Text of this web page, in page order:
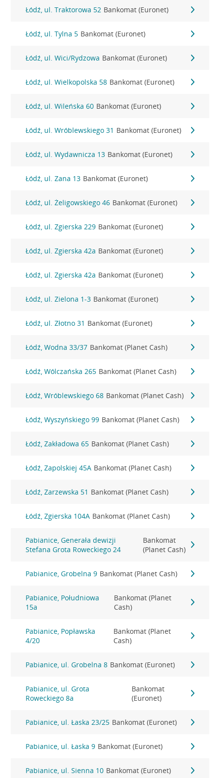
Łódź, ul. Traktorowa 52 Bankomat (Euronet)
Łódź, ul. Tylna 5 Bankomat (Euronet)
Łódź, ul. Wici/Rydzowa Bankomat (Euronet)
Łódź, ul. Wielkopolska 58 Bankomat (Euronet)
Łódź, ul. Wileńska 60 Bankomat (Euronet)
Łódź, ul. Wróblewskiego 31 Bankomat (Euronet)
Łódź, ul. Wydawnicza 13 Bankomat (Euronet)
Łódź, ul. Zana 13 Bankomat (Euronet)
Łódź, ul. Żeligowskiego 46 Bankomat (Euronet)
Łódź, ul. Zgierska 229 Bankomat (Euronet)
Łódź, ul. Zgierska 42a Bankomat (Euronet)
Łódź, ul. Zgierska 42a Bankomat (Euronet)
Łódź, ul. Zielona 1-3 Bankomat (Euronet)
Łódź, ul. Złotno 31 Bankomat (Euronet)
Łódź, Wodna 33/37 Bankomat (Planet Cash)
Łódź, Wólczańska 265 Bankomat (Planet Cash)
Łódź, Wróblewskiego 68 Bankomat (Planet Cash)
Łódź, Wyszyńskiego 99 Bankomat (Planet Cash)
Łódź, Zakładowa 65 Bankomat (Planet Cash)
Łódź, Zapolskiej 45A Bankomat (Planet Cash)
Łódź, Zarzewska 51 Bankomat (Planet Cash)
Łódź, Zgierska 104A Bankomat (Planet Cash)
Pabianice, Generała dewizji
Stefana Grota Roweckiego 24
Bankomat
(Planet Cash)
Pabianice, Grobelna 9 Bankomat (Planet Cash)
Pabianice, Południowa
15a
Bankomat (Planet
Cash)
Pabianice, Popławska
4/20
Bankomat (Planet
Cash)
Pabianice, ul. Grobelna 8 Bankomat (Euronet)
Pabianice, ul. Grota
Roweckiego 8a
Bankomat
(Euronet)
Pabianice, ul. Łaska 23/25 Bankomat (Euronet)
Pabianice, ul. Łaska 9 Bankomat (Euronet)
Pabianice, ul. Sienna 10 Bankomat (Euronet)